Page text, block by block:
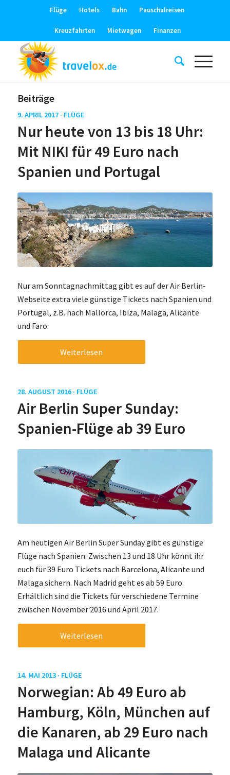
Flüge Hotels Bahn Pauschalreisen
Kreuzfahrten Mietwagen Finanzen
Beiträge
9. APRIL 2017 · FLÜGE
Nur heute von 13 bis 18 Uhr:
Mit NIKI für 49 Euro nach
Spanien und Portugal
Nur am Sonntagnachmittag gibt es auf der Air Berlin-
Webseite extra viele günstige Tickets nach Spanien und
Portugal, z.B. nach Mallorca, Ibiza, Malaga, Alicante
und Faro.
Weiterlesen
28. AUGUST 2016 · FLÜGE
Air Berlin Super Sunday:
Spanien-Flüge ab 39 Euro
Am heutigen Air Berlin Super Sunday gibt es günstige
Flüge nach Spanien: Zwischen 13 und 18 Uhr könnt ihr
euch für 39 Euro Tickets nach Barcelona, Alicante und
Malaga sichern. Nach Madrid geht es ab 59 Euro.
Erhältlich sind die Tickets für verschiedene Termine
zwischen November 2016 und April 2017.
Weiterlesen
14. MAI 2013 · FLÜGE
Norwegian: Ab 49 Euro ab
Hamburg, Köln, München auf
die Kanaren, ab 29 Euro nach
Malaga und Alicante